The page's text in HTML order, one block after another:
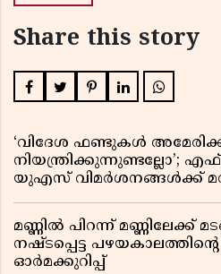
Share this story
‘വിദേശ ഫണ്ടുകൾ
നിയന്ത്രിക്കുന്നുണ്ടല്ലോ’;
യുഎസ് വിമർശനങ്ങൾക്ക്
മണ്ണിൽ പിറന്ന് മണ്ണിലേക്ക്
നഷ്ടപ്പെട്ട
ഓർമക്കുറിപ്പ്